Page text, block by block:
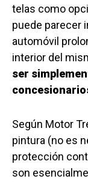
telas como
puede parecer
automóvil
interior del
ser
Según Motor
pintura (no es
protección
son